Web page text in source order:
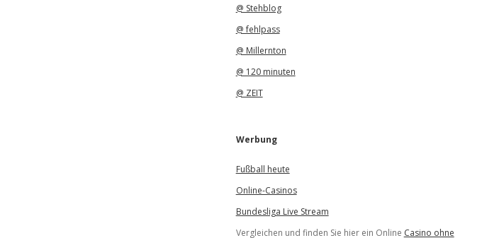
@ Stehblog
@ fehlpass
@ Millernton
@ 120 minuten
@ ZEIT
Werbung
Fußball heute
Online-Casinos
Bundesliga Live Stream
Vergleichen und finden Sie hier ein Online Casino ohne